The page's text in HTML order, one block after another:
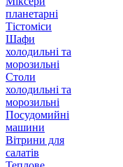
планетарні
Тістоміси
Шафи
холодильні та
морозильні
Столи
холодильні та
морозильні
Посудомийні
машини
Вітрини для
салатів